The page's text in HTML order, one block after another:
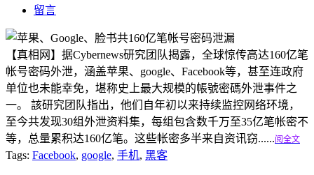
留言
【真相网】据Cybernews研究团队揭露，全球惊传高达160亿笔
帐号密码外泄，涵盖苹果、google、Facebook等，甚至连政府
单位也未能幸免，堪称史上最大规模的帳號密碼外泄事件之
一。 該研究团队指出，他们自年初以来持续监控网络环境，
至今共发现30组外泄资料集，每组包含数千万至35亿笔帐密不
等，总量累积达160亿笔。这些帐密多半来自资讯窃......阅全文
Tags: Facebook, google, 手机, 黑客